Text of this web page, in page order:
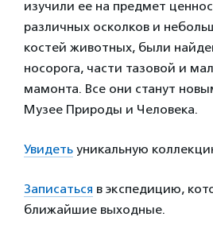
изучили ее на предмет
различных осколков и
костей животных, были
носорога, части тазовой и
мамонта. Все они станут
Музее Природы и Человека.
Увидеть уникальную
Записаться в экспедицию,
ближайшие выходные.